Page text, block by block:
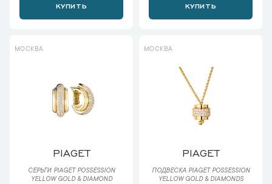
КУПИТЬ КУПИТЬ
МОСКВА
PIAGET
СЕРЬГИ PIAGET POSSESSION
YELLOW GOLD & DIAMOND
МОСКВА
PIAGET
ПОДВЕСКА PIAGET POSSESSION
YELLOW GOLD & DIAMONDS